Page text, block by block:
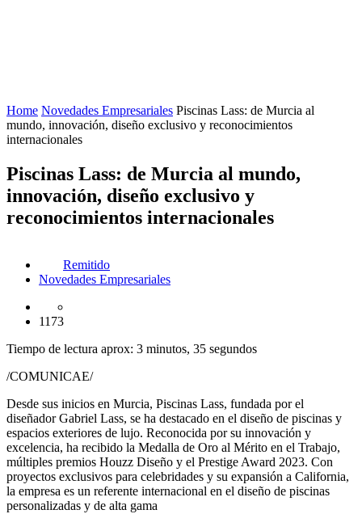
Home Novedades Empresariales Piscinas Lass: de Murcia al
mundo, innovación, diseño exclusivo y reconocimientos
internacionales
Piscinas Lass: de Murcia al mundo,
innovación, diseño exclusivo y
reconocimientos internacionales
Remitido
Novedades Empresariales
1173
Tiempo de lectura aprox: 3 minutos, 35 segundos
/COMUNICAE/
Desde sus inicios en Murcia, Piscinas Lass, fundada por el
diseñador Gabriel Lass, se ha destacado en el diseño de piscinas y
espacios exteriores de lujo. Reconocida por su innovación y
excelencia, ha recibido la Medalla de Oro al Mérito en el Trabajo,
múltiples premios Houzz Diseño y el Prestige Award 2023. Con
proyectos exclusivos para celebridades y su expansión a California,
la empresa es un referente internacional en el diseño de piscinas
personalizadas y de alta gama